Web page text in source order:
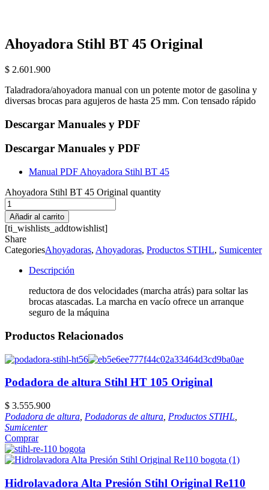
Ahoyadora Stihl BT 45 Original
$ 2.601.900
Taladradora/ahoyadora manual con un potente motor de gasolina y
diversas brocas para agujeros de hasta 25 mm. Con tensado rápido
Descargar Manuales y PDF
Descargar Manuales y PDF
Manual PDF Ahoyadora Stihl BT 45
Ahoyadora Stihl BT 45 Original quantity
Añadir al carrito
[ti_wishlists_addtowishlist]
Share
CategoriesAhoyadoras, Ahoyadoras, Productos STIHL, Sumicenter
Descripción
reductora de dos velocidades (marcha atrás) para soltar las
brocas atascadas. La marcha en vacío ofrece un arranque
seguro de la máquina
Productos Relacionados
Podadora de altura Stihl HT 105 Original
$ 3.555.900
Podadora de altura Podadoras de altura Productos STIHL
Sumicenter
Comprar
Hidrolavadora Alta Presión Stihl Original Re110